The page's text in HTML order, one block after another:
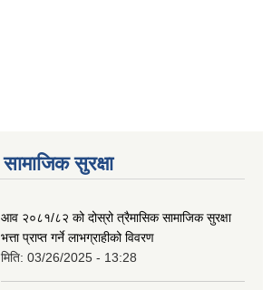
सामाजिक सुरक्षा
आव २०८१/८२ को दोस्रो त्रैमासिक सामाजिक सुरक्षा
भत्ता प्राप्त गर्ने लाभग्राहीको विवरण
मिति: 03/26/2025 - 13:28